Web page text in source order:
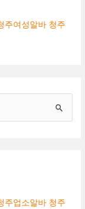
여성알바 청주
업소알바 청주